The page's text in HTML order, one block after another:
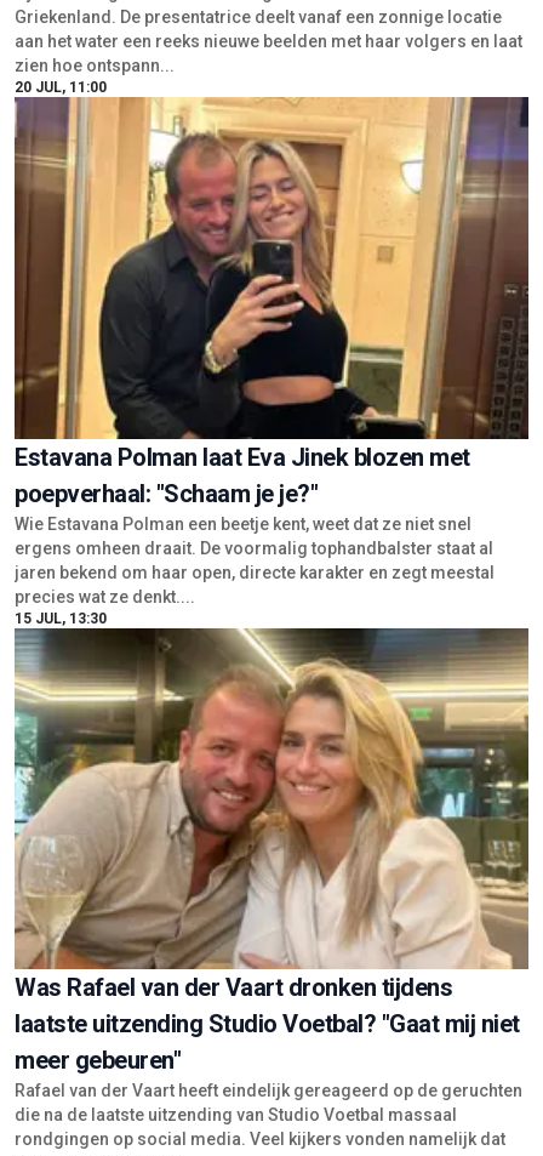
Griekenland. De presentatrice deelt vanaf een zonnige locatie
aan het water een reeks nieuwe beelden met haar volgers en laat
zien hoe ontspann...
20 JUL, 11:00
Estavana Polman laat Eva Jinek blozen met
poepverhaal: "Schaam je je?"
Wie Estavana Polman een beetje kent, weet dat ze niet snel
ergens omheen draait. De voormalig tophandbalster staat al
jaren bekend om haar open, directe karakter en zegt meestal
precies wat ze denkt....
15 JUL, 13:30
Was Rafael van der Vaart dronken tijdens
laatste uitzending Studio Voetbal? "Gaat mij niet
meer gebeuren"
Rafael van der Vaart heeft eindelijk gereageerd op de geruchten
die na de laatste uitzending van Studio Voetbal massaal
rondgingen op social media. Veel kijkers vonden namelijk dat